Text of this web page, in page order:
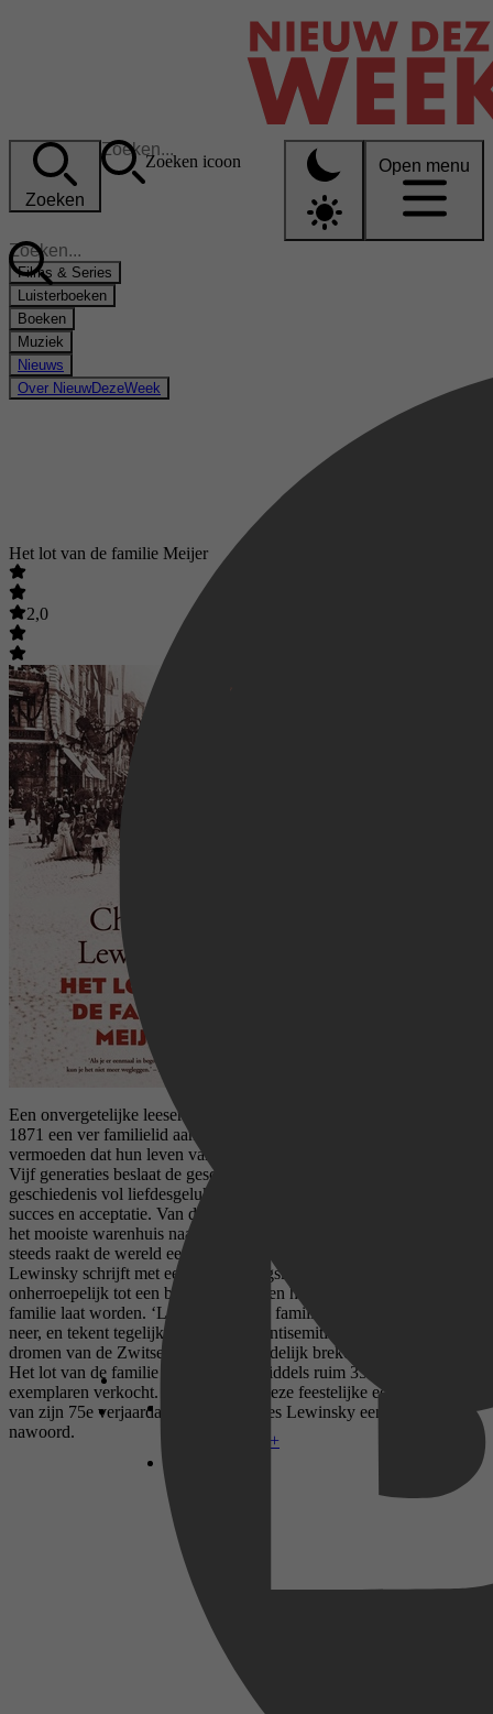
Zoeken
Zoeken icoon Open menu
Films & Series
Disney+
Luisterboeken
Boeken
Muziek
Nieuws
Over NieuwDezeWeek
Het lot van de familie Meijer
2,0
Een onvergetelijke leeservaring.’ – De Morgen Als op een nacht in
1871 een ver familielid aanklopt, kan niemand van de familie Meijer
vermoeden dat hun leven vanaf dat moment radicaal zal veranderen.
Vijf generaties beslaat de geschiedenis van de Meijers, een
geschiedenis vol liefdesgeluk en levensdroefenis, en vol strijd om
succes en acceptatie. Van de kleine, gave wereld van Endingen naar
het mooiste warenhuis naar Zürich, en voorbij de landsgrenzen. En
steeds raakt de wereld een stukje meer uit haar voegen. Charles
Lewinsky schrijft met een verbeeldingskracht die de lezer
onherroepelijk tot een bang, hoopvol en hunkerend deel van deze
familie laat worden. ‘Lewinsky zet de familie met humor en warmte
neer, en tekent tegelijk het alledaags antisemitisme, waarop ook de
dromen van de Zwitserse joden uiteindelijk breken.’ – Trouw Van
Het lot van de familie Meijer zijn inmiddels ruim 350.000
exemplaren verkocht. Speciaal voor deze feestelijke editie ter ere
van zijn 75e verjaardag schreef Charles Lewinsky een uitgebreid
nawoord.